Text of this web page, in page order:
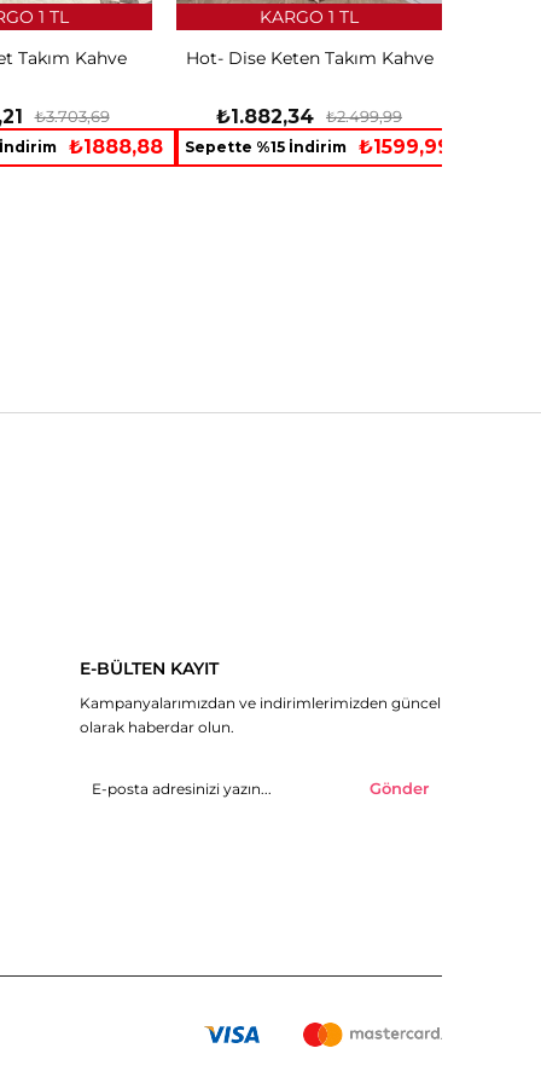
Takım Kahve
₺3.703,69
₺1888,88
1 TL
Hot- Dise Keten Takım Kahve
₺1.882,34 ₺2.499,99
Sepette %15 İndirim ₺1599,99
KARGO 1 TL
E-BÜLTEN KAYIT
Kampanyalarımızdan ve indirimlerimizden güncel
olarak haberdar olun.
Gönder